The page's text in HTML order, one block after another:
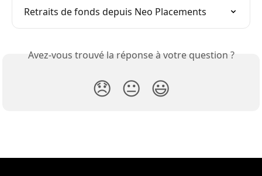
Retraits de fonds depuis Neo Placements
Avez-vous trouvé la réponse à votre question ?
😞 😐 😃